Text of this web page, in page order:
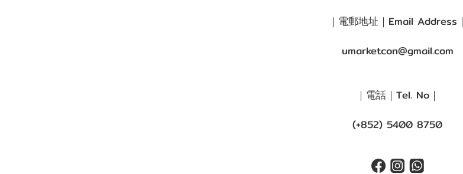
｜電郵地址｜Email Address｜
umarketcon@gmail.com
｜電話｜Tel. No｜
(+852) 5400 8750